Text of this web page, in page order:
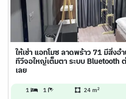
ให้เช่า แอทโมซ ลาดพร้าว 71 มีสิ่ง
ทีวีจอใหญ่เต็มตา ระบบ Bluetooth
เลย
1 1 24 m2